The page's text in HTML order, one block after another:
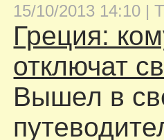
15/10/2013 14:10 |
Греция:
отключат
Вышел в